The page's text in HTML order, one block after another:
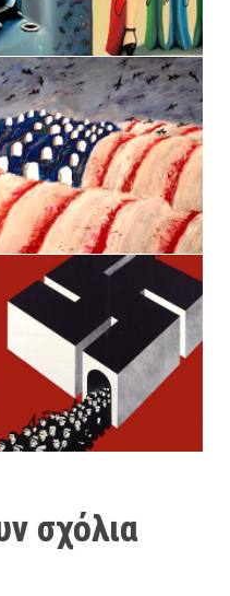
σχόλια